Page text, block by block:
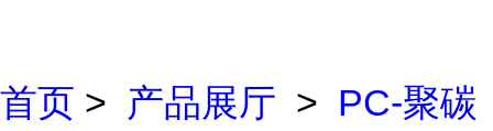
首页 > 产品展厅 > PC-聚碳